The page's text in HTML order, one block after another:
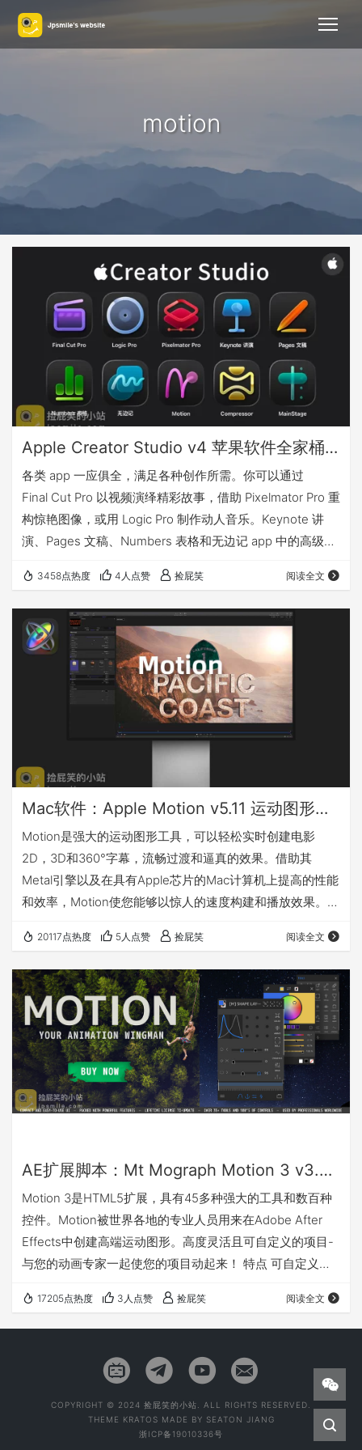
motion
Apple Creator Studio v4 苹果软件全家桶套装
各类 app 一应俱全，满足各种创作所需。你可以通过
Final Cut Pro 以视频演绎精彩故事，借助 Pixelmator Pro 重
构惊艳图像，或用 Logic Pro 制作动人音乐。Keynote 讲
演、Pages 文稿、Numbers 表格和无边记 app 中的高级内
畅如飞2。你还能通过家人共享功能，与最多五位亲友共享
你的订阅服务。 更多详情请访问官网：点击前往 Creator
Studio 套装包含什么 v4 …
3458点热度 4人点赞 捡屁笑 阅读全文
Mac软件：Apple Motion v5.11 运动图形软件
Motion是强大的运动图形工具，可以轻松实时创建电影
2D，3D和360°字幕，流畅过渡和逼真的效果。借助其
Metal引擎以及在具有Apple芯片的Mac计算机上提高的性能
和效率，Motion使您能够以惊人的速度构建和播放效果。
项：
20117点热度 5人点赞 捡屁笑 阅读全文
AE扩展脚本：Mt Mograph Motion 3 v3.2.7 MG运动图形动画控制脚本(Win&Mac)
Motion 3是HTML5扩展，具有45多种强大的工具和数百种
控件。Motion被世界各地的专业人员用来在Adobe After
Effects中创建高端运动图形。高度灵活且可自定义的项目-
与您的动画专家一起使您的项目动起来！ 特点 可自定义的
件 被全球专业人士使用 兼容After Effects CC2018、
CC2019、2020 安装方法 复制（拷贝）"motion_v3.20"文
17205点热度 3人点赞 捡屁笑 阅读全文
COPYRIGHT © 2024 捡屁笑的小站. ALL RIGHTS RESERVED.
THEME KRATOS MADE BY SEATON JIANG
浙ICP备19010336号